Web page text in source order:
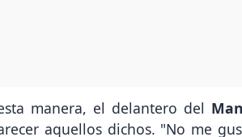
manera, el delantero del
aquellos dichos. "No me